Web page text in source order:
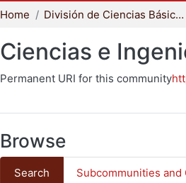
Home División de Ciencias Básicas e Ingeniería
Ciencias e
Permanent URI for this community
Browse
Search Subcommunities and